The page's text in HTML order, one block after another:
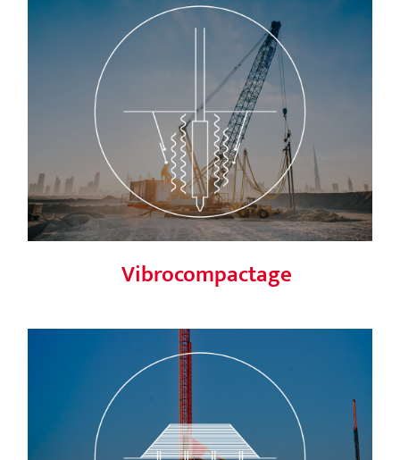
Vibrocompactage
Vibrocompactage